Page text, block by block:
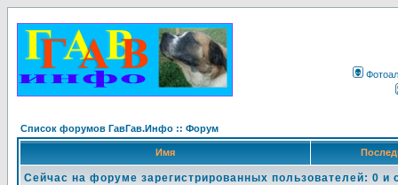
Список форумов ГавГав.Инфо :: Форум
Имя
Сейчас на форуме зарегистрированных пользователей: 0 и